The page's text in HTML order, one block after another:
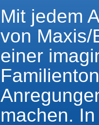
Mit jedem
von Maxis/
einer
machen.